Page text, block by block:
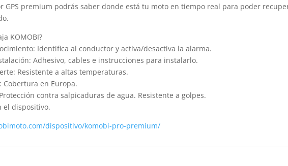
GPS premium podrás saber donde está tu moto en tiempo real para poder
KOMOBI?
Identifica al conductor y activa/desactiva la alarma.
Adhesivo, cables e instrucciones para instalarlo.
Resistente a altas temperaturas.
Cobertura en Europa.
contra salpicaduras de agua. Resistente a golpes.
el dispositivo.
dispositivo/komobi-pro-premium/